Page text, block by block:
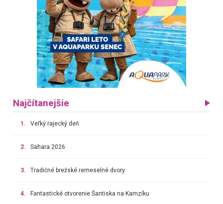
Najčítanejšie
1. Veľký rajecký deň
2. Sahara 2026
3. Tradičné brežské remeselné dvory
4. Fantastické otvorenie Šantiska na Kamzíku